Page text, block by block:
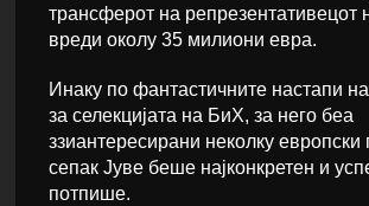
трансферот на репрезентативецот
вреди околу 35 милиони евра.
Инаку по фантастичните настапи
за селекцијата на БиХ, за него беа
ззиантересирани неколку европски
сепак Јуве беше најконкретен и
потпише.